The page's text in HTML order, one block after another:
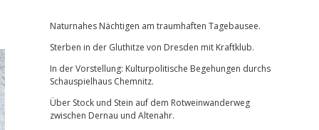
Naturnahes Nächtigen am traumhaften Tagebausee.
Sterben in der Gluthitze von Dresden mit Kraftklub.
In der Vorstellung: Kulturpolitische Begehungen durchs
Schauspielhaus Chemnitz.
Über Stock und Stein auf dem Rotweinwanderweg
zwischen Dernau und Altenahr.